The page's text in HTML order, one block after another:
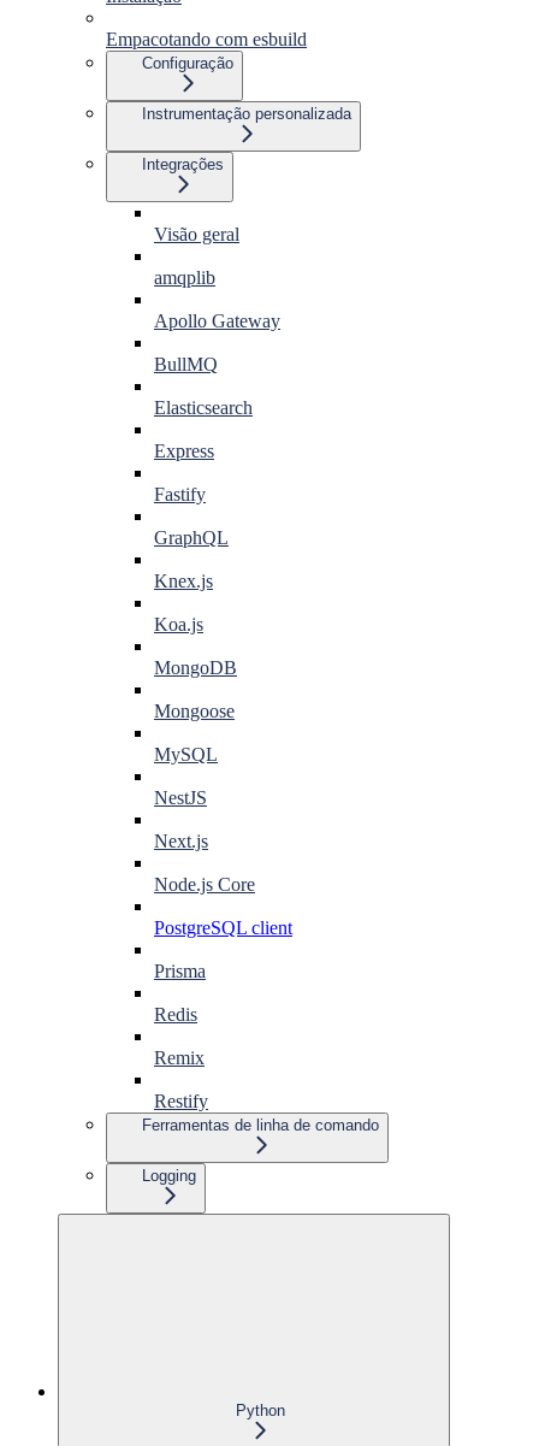
Empacotando com esbuild
Configuração
Instrumentação personalizada
Integrações
Visão geral
amqplib
Apollo Gateway
BullMQ
Elasticsearch
Express
Fastify
GraphQL
Knex.js
Koa.js
MongoDB
Mongoose
MySQL
NestJS
Next.js
Node.js Core
PostgreSQL client
Prisma
Redis
Remix
Restify
Ferramentas de linha de comando
Logging
Python